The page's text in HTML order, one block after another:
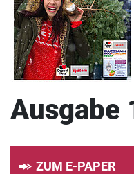
Ausgabe
ZUM E-PAPER